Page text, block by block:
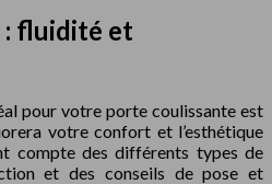
: fluidité et
pour votre porte coulissante est
votre confort et l’esthétique
compte des différents types de
et des conseils de pose et